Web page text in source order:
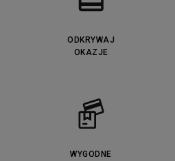
ODKRYWAJ
OKAZJE
WYGODNE